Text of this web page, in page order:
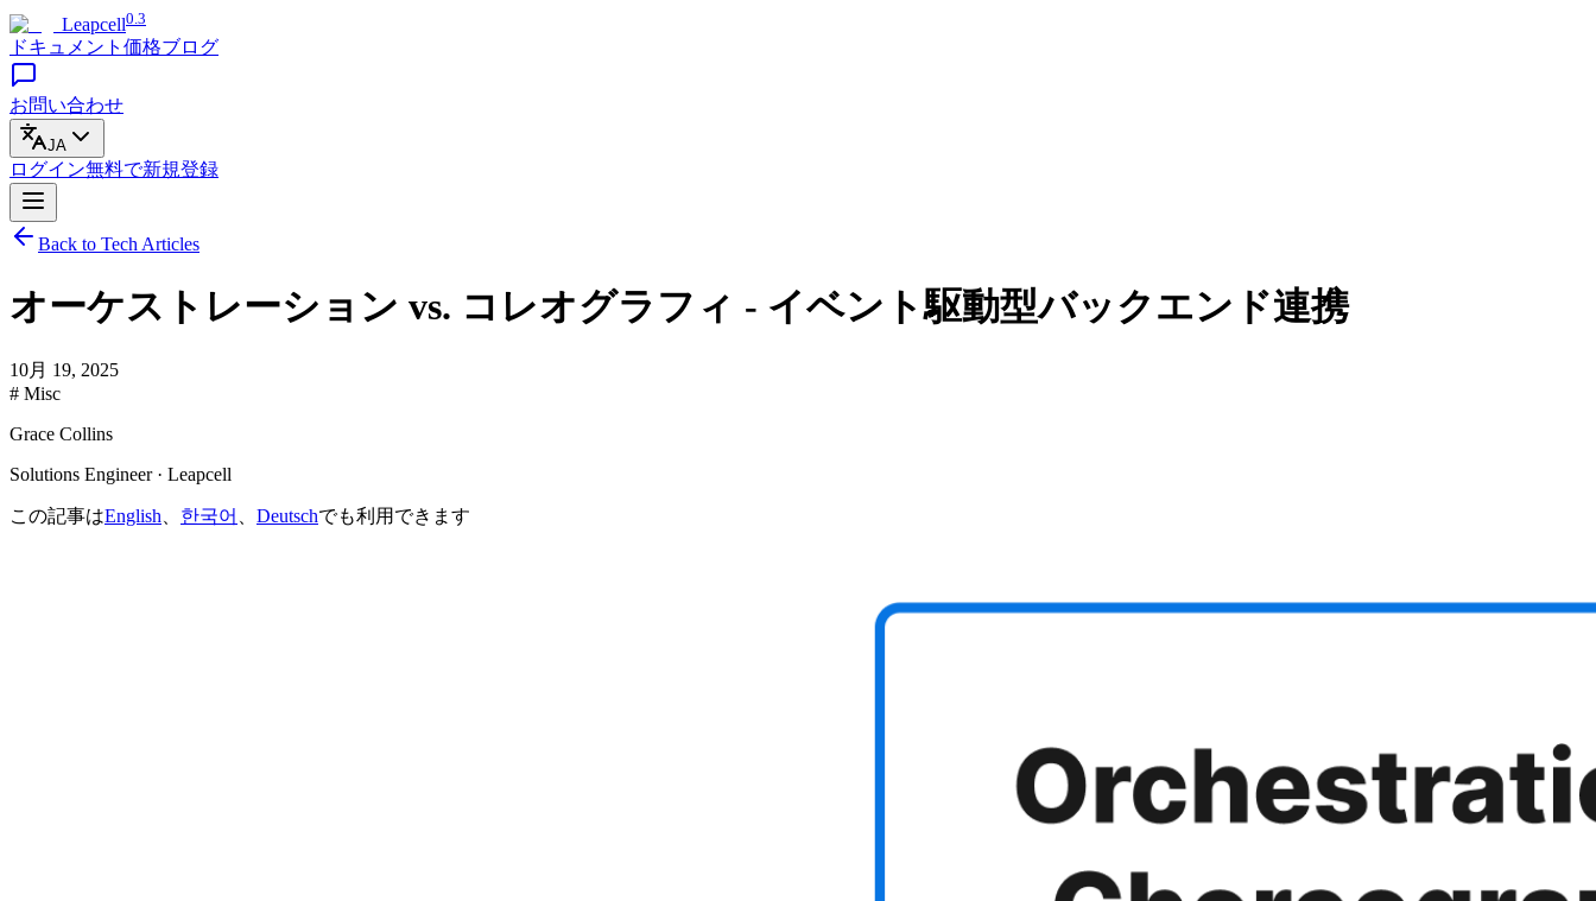
Leapcell0.3
ドキュメント 価格ブログ
お問い合わせ
JA
ログイン無料で新規登録
Back to Tech Articles
オーケストレーション vs. コレオグラフィ - イベント駆動型バックエンド連携
10月 19, 2025
# Misc
Grace Collins
Solutions Engineer · Leapcell
この記事はEnglish 한국어 Deutschでも利用できます